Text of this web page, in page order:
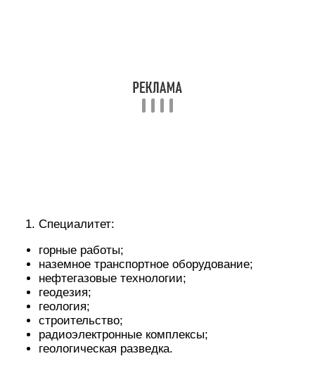
машиностроение;
погрузчиков, буровых установок и прочей
техники. Чаще всего ищут машинистов
экскаватора: на данный момент актуально чуть
более тысячи вакансий, из них в разделе
«сырьё» – 139.
Самая высокооплачиваемая ставка у будущего
машиниста ООО «Солнцевский угольный